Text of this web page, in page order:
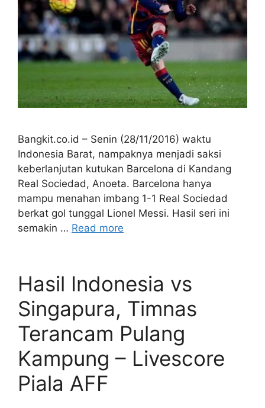
Bangkit.co.id – Senin (28/11/2016) waktu
Indonesia Barat, nampaknya menjadi saksi
keberlanjutan kutukan Barcelona di Kandang
Real Sociedad, Anoeta. Barcelona hanya
mampu menahan imbang 1-1 Real Sociedad
berkat gol tunggal Lionel Messi. Hasil seri ini
semakin … Read more
Hasil Indonesia vs
Singapura, Timnas
Terancam Pulang
Kampung – Livescore
Piala AFF